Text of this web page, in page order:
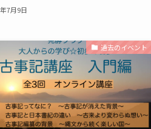
7月9日
過去のイベント